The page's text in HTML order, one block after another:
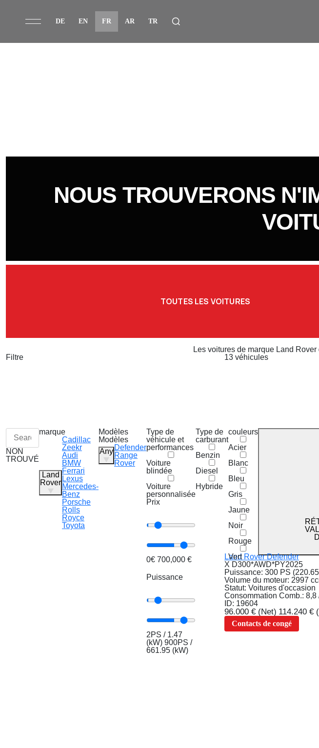
DE EN FR AR TR
NOUS TROUVERONS
TOUTES LES VOITURES
Les voitures de marque Land
Filtre
13 véhicules
NON
TROUVÉ
marque
Land
Rover
Cadillac
Zeekr
Audi
BMW
Ferrari
Lexus
Mercedes-
Benz
Porsche
Rolls
Royce
Toyota
Modèles
Modèles
Any Defender
Range
Rover
Type de
véhicule et
performances
Voiture
blindée
Voiture
personnalisée
Prix
0€ 700,000 €
Puissance
2PS / 1.47
(kW) 900PS /
661.95 (kW)
Type de
carburant
Benzin
Diesel
Hybride
couleurs
Acier
Blanc
Bleu
Gris
Jaune
Noir
Rouge
Vert
Land Rover Defender
X D300*AWD*PY2025
Puissance: 300 PS
Volume du moteur: 2997
Statut: Voitures d'occasion
Consommation Comb.: 8,8
ID: 19604
96.000 € (Net) 114.240 €
Contacts de congé